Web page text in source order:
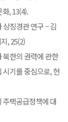
, 13(4).
상징경관 연구 – 김
, 25(2)
북한의 권력에 관한
시기를 중심으로, 현
주택공급정책에 대